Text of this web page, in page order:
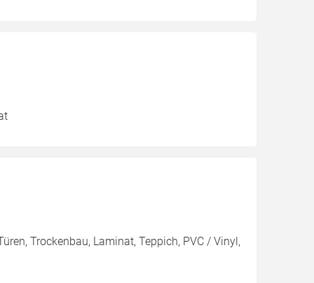
Trockenbau, Laminat, Teppich, PVC / Vinyl,